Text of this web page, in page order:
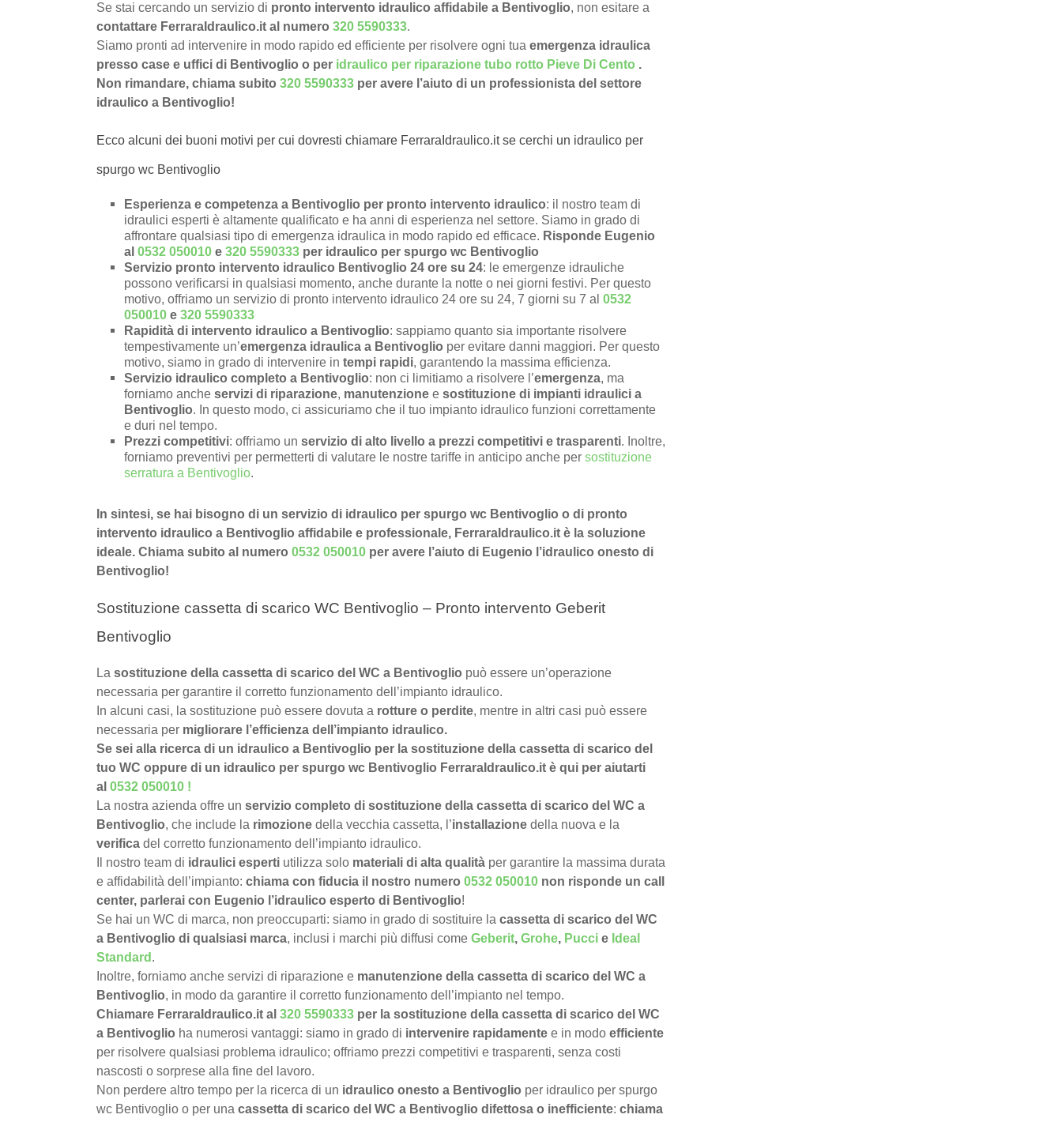
Se stai cercando un servizio di pronto intervento idraulico affidabile a Bentivoglio, non esitare a
contattare FerraraIdraulico.it al numero 320 5590333.
Siamo pronti ad intervenire in modo rapido ed efficiente per risolvere ogni tua emergenza idraulica
presso case e uffici di Bentivoglio o per idraulico per riparazione tubo rotto Pieve Di Cento .
Non rimandare, chiama subito 320 5590333 per avere l’aiuto di un professionista del settore
idraulico a Bentivoglio!
Ecco alcuni dei buoni motivi per cui dovresti chiamare FerraraIdraulico.it se cerchi un idraulico per
spurgo wc Bentivoglio
Esperienza e competenza a Bentivoglio per pronto intervento idraulico: il nostro team di
idraulici esperti è altamente qualificato e ha anni di esperienza nel settore. Siamo in grado di
affrontare qualsiasi tipo di emergenza idraulica in modo rapido ed efficace. Risponde Eugenio
al 0532 050010 e 320 5590333 per idraulico per spurgo wc Bentivoglio
Servizio pronto intervento idraulico Bentivoglio 24 ore su 24: le emergenze idrauliche
possono verificarsi in qualsiasi momento, anche durante la notte o nei giorni festivi. Per questo
motivo, offriamo un servizio di pronto intervento idraulico 24 ore su 24, 7 giorni su 7 al 0532
050010 e 320 5590333
Rapidità di intervento idraulico a Bentivoglio: sappiamo quanto sia importante risolvere
tempestivamente un’emergenza idraulica a Bentivoglio per evitare danni maggiori. Per questo
motivo, siamo in grado di intervenire in tempi rapidi, garantendo la massima efficienza.
Servizio idraulico completo a Bentivoglio: non ci limitiamo a risolvere l’emergenza, ma
forniamo anche servizi di riparazione, manutenzione e sostituzione di impianti idraulici a
Bentivoglio. In questo modo, ci assicuriamo che il tuo impianto idraulico funzioni correttamente
e duri nel tempo.
Prezzi competitivi: offriamo un servizio di alto livello a prezzi competitivi e trasparenti. Inoltre,
forniamo preventivi per permetterti di valutare le nostre tariffe in anticipo anche per sostituzione
serratura a Bentivoglio.
In sintesi, se hai bisogno di un servizio di idraulico per spurgo wc Bentivoglio o di pronto
intervento idraulico a Bentivoglio affidabile e professionale, FerraraIdraulico.it è la soluzione
ideale. Chiama subito al numero 0532 050010 per avere l’aiuto di Eugenio l’idraulico onesto di
Bentivoglio!
Sostituzione cassetta di scarico WC Bentivoglio – Pronto intervento Geberit
Bentivoglio
La sostituzione della cassetta di scarico del WC a Bentivoglio può essere un’operazione
necessaria per garantire il corretto funzionamento dell’impianto idraulico.
In alcuni casi, la sostituzione può essere dovuta a rotture o perdite, mentre in altri casi può essere
necessaria per migliorare l’efficienza dell’impianto idraulico.
Se sei alla ricerca di un idraulico a Bentivoglio per la sostituzione della cassetta di scarico del
tuo WC oppure di un idraulico per spurgo wc Bentivoglio FerraraIdraulico.it è qui per aiutarti
al 0532 050010 !
La nostra azienda offre un servizio completo di sostituzione della cassetta di scarico del WC a
Bentivoglio, che include la rimozione della vecchia cassetta, l’installazione della nuova e la
verifica del corretto funzionamento dell’impianto idraulico.
Il nostro team di idraulici esperti utilizza solo materiali di alta qualità per garantire la massima durata
e affidabilità dell’impianto: chiama con fiducia il nostro numero 0532 050010 non risponde un call
center, parlerai con Eugenio l’idraulico esperto di Bentivoglio!
Se hai un WC di marca, non preoccuparti: siamo in grado di sostituire la cassetta di scarico del WC
a Bentivoglio di qualsiasi marca, inclusi i marchi più diffusi come Geberit, Grohe, Pucci e Ideal
Standard .
Inoltre, forniamo anche servizi di riparazione e manutenzione della cassetta di scarico del WC a
Bentivoglio, in modo da garantire il corretto funzionamento dell’impianto nel tempo.
Chiamare FerraraIdraulico.it al 320 5590333 per la sostituzione della cassetta di scarico del WC
a Bentivoglio ha numerosi vantaggi: siamo in grado di intervenire rapidamente e in modo efficiente
per risolvere qualsiasi problema idraulico; offriamo prezzi competitivi e trasparenti, senza costi
nascosti o sorprese alla fine del lavoro.
Non perdere altro tempo per la ricerca di un idraulico onesto a Bentivoglio per idraulico per spurgo
wc Bentivoglio o per una cassetta di scarico del WC a Bentivoglio difettosa o inefficiente: chiama